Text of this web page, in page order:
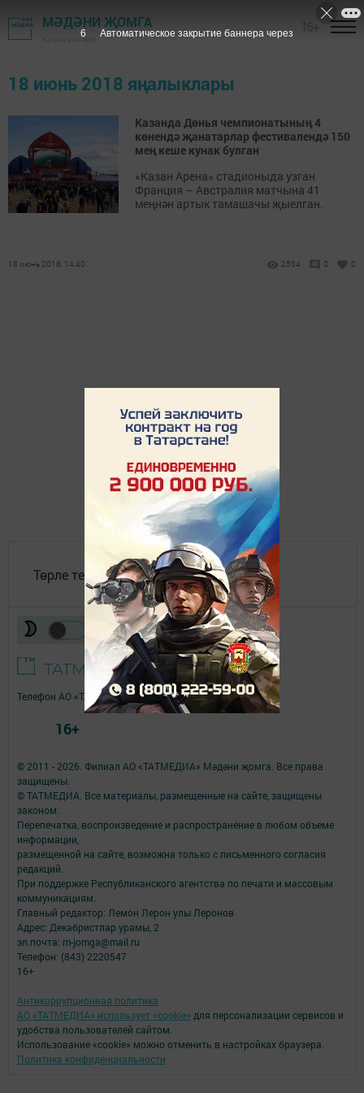
МӘДӘНИ ҖОМГА
Казан шәһәре
18 июнь 2018 яңалыклары
Казанда Дөнья чемпионатының 4
көнендә җанатарлар фестивалендә 150
мең кеше кунак булган
«Казан Арена» стадионыда узган
Франция – Австралия матчына 41
меңнән артык тамашачы җыелган.
18 июнь 2018, 14:40 2534 0 0
Төрле темалар
© 2011 - 2026. Филиал АО «ТАТМЕДИА» Мәдәни җомга. Все права
защищены.
© ТАТМЕДИА. Все материалы, размещенные на сайте, защищены
законом.
Перепечатка, воспроизведение и распространение в любом объеме
информации,
размещенной на сайте, возможна только с письменного согласия
редакций.
При поддержке Республиканского агентства по печати и массовым
коммуникациям.
Главный редактор: Лемон Лерон улы Леронов
Адрес: Декабристлар урамы, 2
эл.почта: m-jomga@mail.ru
Телефон: (843) 2220547
16+
Антикоррупционная политика
АО «ТАТМЕДИА» использует «cookie» для персонализации сервисов и
удобства пользователей сайтом.
Использование «cookie» можно отменить в настройках браузера.
Политика конфиденциальности
Телефон АО «ТАТМЕДИА»:(843) 222 09 84
16+
6 Автоматическое закрытие баннера через